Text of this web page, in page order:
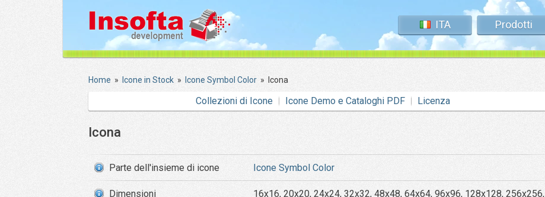
ITA Prodotti
Home » Icone in Stock » Icone Symbol Color » Icona
Collezioni di Icone Icone Demo e Cataloghi PDF Licenza
Icona
Parte dell'insieme di icone Icone Symbol Color
Dimensioni
16x16, 20x20, 24x24, 32x32, 48x48, 64x64, 96x96, 128x128, 256x256,